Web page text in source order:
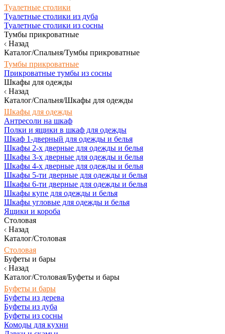
Туалетные столики
Туалетные столики из дуба
Туалетные столики из сосны
Тумбы прикроватные
Назад
Каталог/Спальня/Тумбы прикроватные
Тумбы прикроватные
Прикроватные тумбы из сосны
Шкафы для одежды
Назад
Каталог/Спальня/Шкафы для одежды
Шкафы для одежды
Антресоли на шкаф
Полки и ящики в шкаф для одежды
Шкаф 1-дверный для одежды и белья
Шкафы 2-х дверные для одежды и белья
Шкафы 3-х дверные для одежды и белья
Шкафы 4-х дверные для одежды и белья
Шкафы 5-ти дверные для одежды и белья
Шкафы 6-ти дверные для одежды и белья
Шкафы купе для одежды и белья
Шкафы угловые для одежды и белья
Ящики и короба
Столовая
Назад
Каталог/Столовая
Столовая
Буфеты и бары
Назад
Каталог/Столовая/Буфеты и бары
Буфеты и бары
Буфеты из дерева
Буфеты из дуба
Буфеты из сосны
Комоды для кухни